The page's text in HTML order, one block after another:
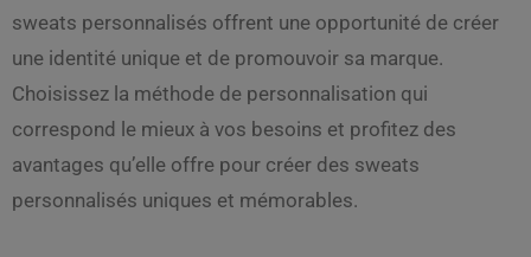
sweats personnalisés offrent une opportunité de créer
une identité unique et de promouvoir sa marque.
Choisissez la méthode de personnalisation qui
correspond le mieux à vos besoins et profitez des
avantages qu’elle offre pour créer des sweats
personnalisés uniques et mémorables.